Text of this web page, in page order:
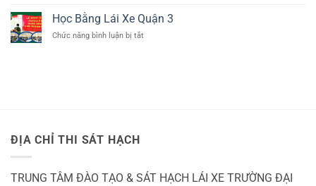
xe
TÔ
TẠI
QUẬN
BẰNG
B
TẠI
Học Bằng Lái Xe Quận 3
Chức năng bình luận bị tắt
ĐỊA CHỈ THI SÁT HẠCH
TRUNG TÂM ĐÀO TẠO & SÁT HẠCH LÁI XE TRƯỜNG ĐẠI